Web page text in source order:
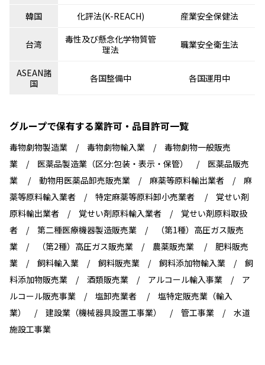
韓国
化評法(K-REACH) 産業安全保健法
台湾
毒性及び懸念化学物質管
理法
職業安全衛生法
ASEAN諸
国
各国整備中 各国運用中
グループで保有する業許可・品目許可一覧
毒物劇物製造業 / 毒物劇物輸入業 / 毒物劇物一般販売
業 / 医薬品製造業（区分:包装・表示・保管） / 医薬品販売
業 / 動物用医薬品卸売販売業 / 麻薬等原料輸出業者 / 麻
薬等原料輸入業者 / 特定麻薬等原料卸小売業者 / 覚せい剤
原料輸出業者 / 覚せい剤原料輸入業者 / 覚せい剤原料取扱
者 / 第二種医療機器製造販売業 / （第1種）高圧ガス販売
業 / （第2種）高圧ガス販売業 / 農薬販売業 / 肥料販売
業 / 飼料輸入業 / 飼料販売業 / 飼料添加物輸入業 / 飼
料添加物販売業 / 酒類販売業 / アルコール輸入事業 / ア
ルコール販売事業 / 塩卸売業者 / 塩特定販売業（輸入
業） / 建設業（機械器具設置工事業） / 管工事業 / 水道
施設工事業